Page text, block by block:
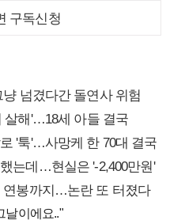
구독신청
넘겼다간 돌연사 위험
살해'…18세 아들 결국
'툭'…사망케 한 70대 결국
는데…현실은 '-2,400만원'
연봉까지…논란 또 터졌다
날이에요.."